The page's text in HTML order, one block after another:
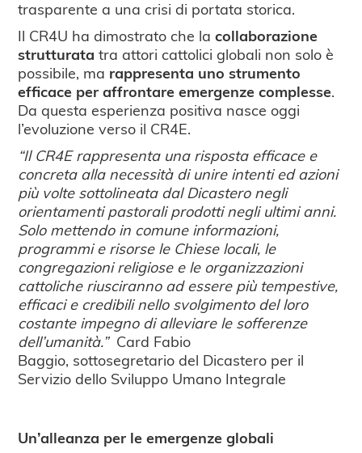
trasparente a una crisi di portata storica.
Il CR4U ha dimostrato che lacollaborazione
strutturata tra attori cattolici globali non solo è
possibile, ma rappresenta uno strumento
efficace per affrontare emergenze complesse.
Da questa esperienza positiva nasce oggi
l’evoluzione verso il CR4E.
“Il CR4E rappresenta una risposta efficace e
concreta alla necessità di unire intenti ed azioni
più volte sottolineata dal Dicastero negli
orientamenti pastorali prodotti negli ultimi anni.
Solo mettendo in comune informazioni,
programmi e risorse le Chiese locali, le
congregazioni religiose e le organizzazioni
cattoliche riusciranno ad essere più tempestive,
efficaci e credibili nello svolgimento del loro
costante impegno di alleviare le sofferenze
dell’umanità.” Card Fabio
Baggio, sottosegretario del Dicastero per il
Servizio dello Sviluppo Umano Integrale
Un’alleanza per le emergenze globali